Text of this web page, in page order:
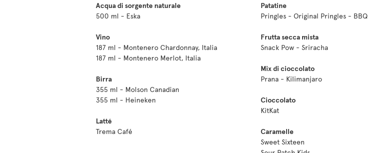
Acqua di sorgente naturale
500 ml - Eska
Vino
187 ml - Montenero Chardonnay, Italia
187 ml - Montenero Merlot, Italia
Birra
355 ml - Molson Canadian
355 ml - Heineken
Latté
Trema Café
Patatine
Pringles - Original Pringles -
Frutta secca mista
Snack Pow - Sriracha
Mix di cioccolato
Prana - Kilimanjaro
Cioccolato
KitKat
Caramelle
Sweet Sixteen